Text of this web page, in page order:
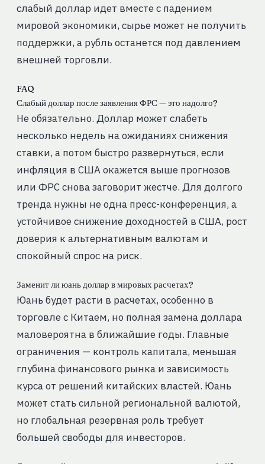
слабый доллар идет вместе с падением
мировой экономики, сырье может не получить
поддержки, а рубль останется под давлением
внешней торговли.
FAQ
Слабый доллар после заявления ФРС — это надолго?
Не обязательно. Доллар может слабеть
несколько недель на ожиданиях снижения
ставки, а потом быстро развернуться, если
инфляция в США окажется выше прогнозов
или ФРС снова заговорит жестче. Для долгого
тренда нужны не одна пресс-конференция, а
устойчивое снижение доходностей в США, рост
доверия к альтернативным валютам и
спокойный спрос на риск.
Заменит ли юань доллар в мировых расчетах?
Юань будет расти в расчетах, особенно в
торговле с Китаем, но полная замена доллара
маловероятна в ближайшие годы. Главные
ограничения — контроль капитала, меньшая
глубина финансового рынка и зависимость
курса от решений китайских властей. Юань
может стать сильной региональной валютой,
но глобальная резервная роль требует
большей свободы для инвесторов.